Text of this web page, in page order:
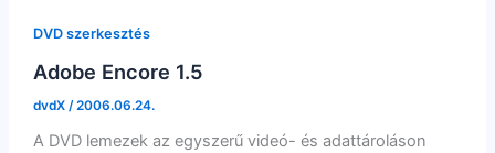
DVD szerkesztés
Adobe Encore 1.5
dvdX /2006.06.24.
A DVD lemezek az egyszerű videó- és adattároláson